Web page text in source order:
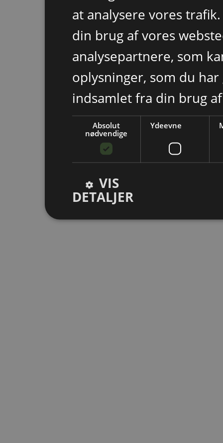
at analysere vores
din brug af vores
analysepartnere, som
oplysninger, som du
indsamlet fra din brug
Absolut
nødvendige
Ydeevne
VIS
DETALJER